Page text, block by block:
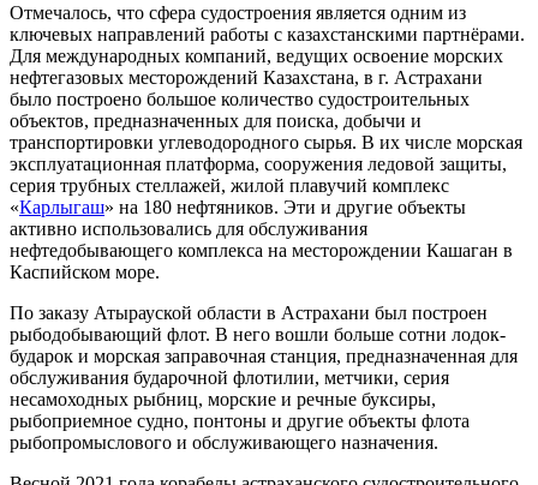
Отмечалось, что сфера судостроения является одним из
ключевых направлений работы с казахстанскими партнёрами.
Для международных компаний, ведущих освоение морских
нефтегазовых месторождений Казахстана, в г. Астрахани
было построено большое количество судостроительных
объектов, предназначенных для поиска, добычи и
транспортировки углеводородного сырья. В их числе морская
эксплуатационная платформа, сооружения ледовой защиты,
серия трубных стеллажей, жилой плавучий комплекс
«Карлыгаш» на 180 нефтяников. Эти и другие объекты
активно использовались для обслуживания
нефтедобывающего комплекса на месторождении Кашаган в
Каспийском море.
По заказу Атырауской области в Астрахани был построен
рыбодобывающий флот. В него вошли больше сотни лодок-
бударок и морская заправочная станция, предназначенная для
обслуживания бударочной флотилии, метчики, серия
несамоходных рыбниц, морские и речные буксиры,
рыбоприемное судно, понтоны и другие объекты флота
рыбопромыслового и обслуживающего назначения.